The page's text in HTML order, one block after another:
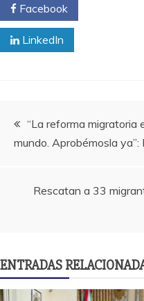
Facebook
LinkedIn
Navegación
de
entradas
“La reforma migratoria
mundo. Aprobémosla ya”:
Rescatan a 33
ENTRADAS